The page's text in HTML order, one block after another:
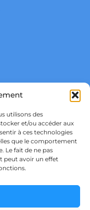
utilisons des
et/ou accéder aux
à ces technologies
que le comportement
Le fait de ne pas
peut avoir un effet
&